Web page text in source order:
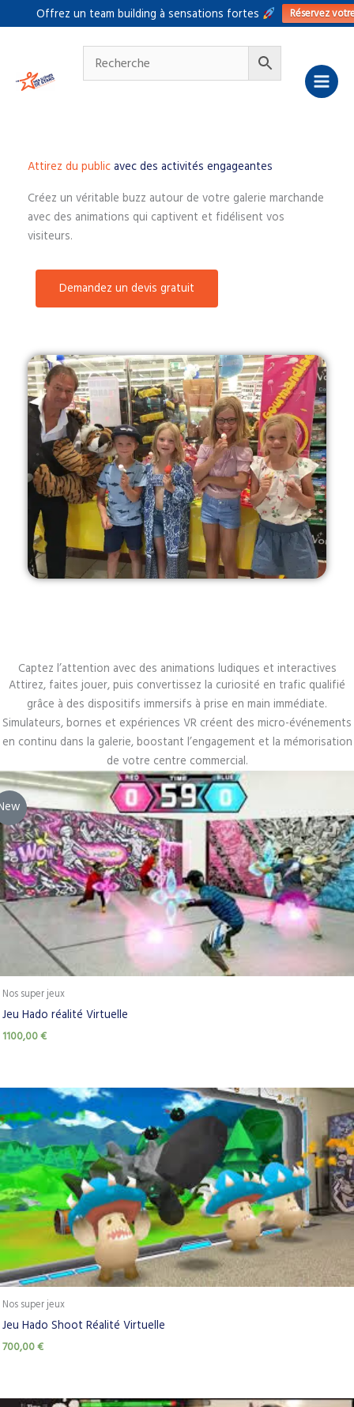
Offrez un team building à sensations fortes Réservez
au
Attirez du public avec des activités engageantes
Créez un véritable buzz autour de votre galerie marchande
avec des animations qui captivent et fidélisent vos
visiteurs.
Demandez un devis gratuit
Captez l’attention avec des animations ludiques et interactives
Attirez, faites jouer, puis convertissez la curiosité en trafic qualifié
grâce à des dispositifs immersifs à prise en main immédiate.
Simulateurs, bornes et expériences VR créent des micro-événements
en continu dans la galerie, boostant l’engagement et la mémorisation
de votre centre commercial.
Nos super jeux
Jeu Hado réalité Virtuelle
1100,00€
Nos super jeux
Jeu Hado Shoot Réalité Virtuelle
700,00€